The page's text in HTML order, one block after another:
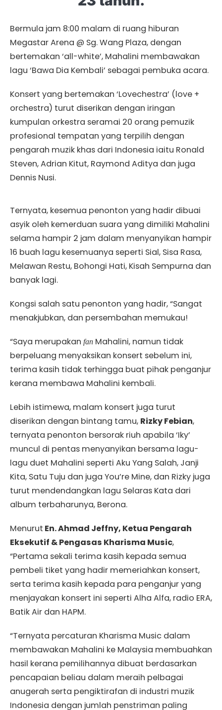
Bermula jam 8:00 malam di ruang hiburan
Megastar Arena @ Sg. Wang Plaza, dengan
bertemakan ‘all-white’, Mahalini membawakan
lagu ‘Bawa Dia Kembali’ sebagai pembuka acara.
Konsert yang bertemakan ‘Lovechestra’ (love +
orchestra) turut diserikan dengan iringan
kumpulan orkestra seramai 20 orang pemuzik
profesional tempatan yang terpilih dengan
pengarah muzik khas dari Indonesia iaitu Ronald
Steven, Adrian Kitut, Raymond Aditya dan juga
Dennis Nusi.
Ternyata, kesemua penonton yang hadir dibuai
asyik oleh kemerduan suara yang dimiliki Mahalini
selama hampir 2 jam dalam menyanyikan hampir
16 buah lagu kesemuanya seperti Sial, Sisa Rasa,
Melawan Restu, Bohongi Hati, Kisah Sempurna dan
banyak lagi.
Kongsi salah satu penonton yang hadir, “Sangat
menakjubkan, dan persembahan memukau!
“Saya merupakan fan Mahalini, namun tidak
berpeluang menyaksikan konsert sebelum ini,
terima kasih tidak terhingga buat pihak penganjur
kerana membawa Mahalini kembali.
Lebih istimewa, malam konsert juga turut
diserikan dengan bintang tamu, Rizky Febian,
ternyata penonton bersorak riuh apabila ‘Iky’
muncul di pentas menyanyikan bersama lagu-
lagu duet Mahalini seperti Aku Yang Salah, Janji
Kita, Satu Tuju dan juga You’re Mine, dan Rizky juga
turut mendendangkan lagu Selaras Kata dari
album terbaharunya, Berona.
Menurut En. Ahmad Jeffny, Ketua Pengarah
Eksekutif & Pengasas Kharisma Music,
“Pertama sekali terima kasih kepada semua
pembeli tiket yang hadir memeriahkan konsert,
serta terima kasih kepada para penganjur yang
menjayakan konsert ini seperti Alha Alfa, radio ERA,
Batik Air dan HAPM.
“Ternyata percaturan Kharisma Music dalam
membawakan Mahalini ke Malaysia membuahkan
hasil kerana pemilihannya dibuat berdasarkan
pencapaian beliau dalam meraih pelbagai
anugerah serta pengiktirafan di industri muzik
Indonesia dengan jumlah penstriman paling